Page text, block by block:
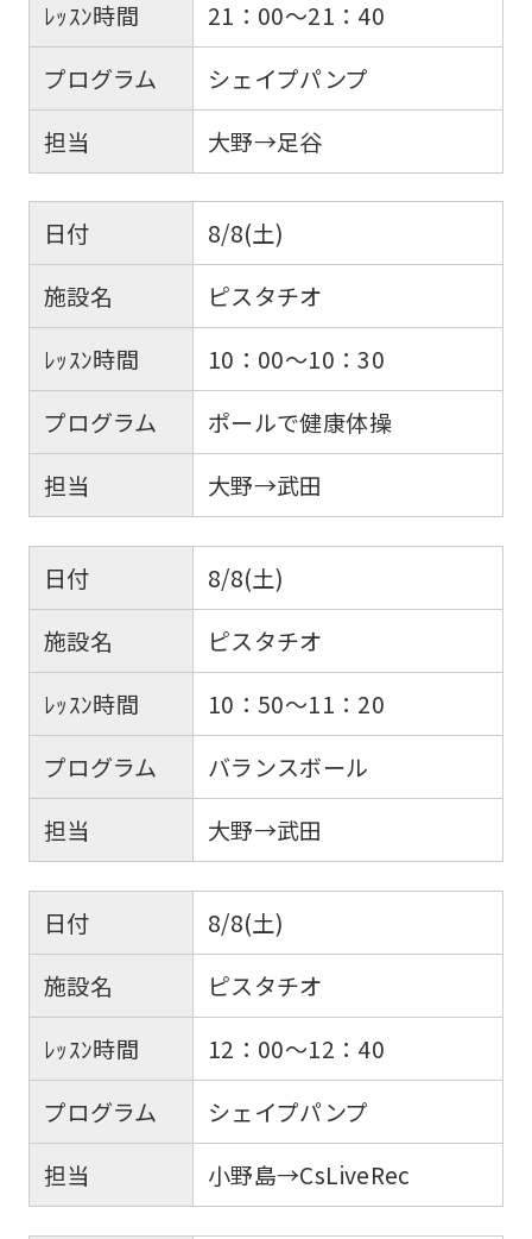
ﾚｯｽﾝ時間
21：00～21：40
プログラム
シェイプパンプ
担当
大野→足谷
日付
8/8(土)
施設名
ピスタチオ
ﾚｯｽﾝ時間
10：00～10：30
プログラム
ポールで健康体操
担当
大野→武田
日付
8/8(土)
施設名
ピスタチオ
ﾚｯｽﾝ時間
10：50～11：20
プログラム
バランスボール
担当
大野→武田
日付
8/8(土)
施設名
ピスタチオ
ﾚｯｽﾝ時間
12：00～12：40
プログラム
シェイプパンプ
担当
小野島→CsLiveRec